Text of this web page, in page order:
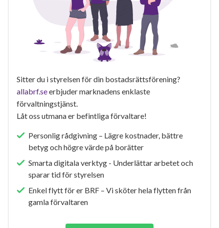
Sitter du i styrelsen för din bostadsrättsförening?
allabrf.seerbjuder marknadens enklaste
förvaltningstjänst.
Låt oss utmana er befintliga förvaltare!
Personlig rådgivning – Lägre kostnader, bättre
betyg och högre värde på borätter
Smarta digitala verktyg - Underlättar arbetet och
sparar tid för styrelsen
Enkel flytt för er BRF – Vi sköter hela flytten från
gamla förvaltaren